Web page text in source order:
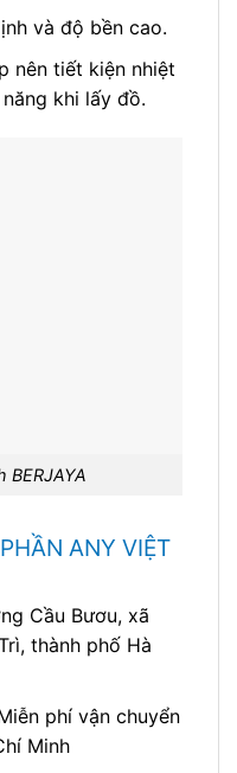
và độ bền cao.
nên tiết kiện nhiệt
khi lấy đồ.
BERJAYA
ANY VIỆT
Cầu Bươu, xã
thành phố Hà
phí vận chuyển
Minh